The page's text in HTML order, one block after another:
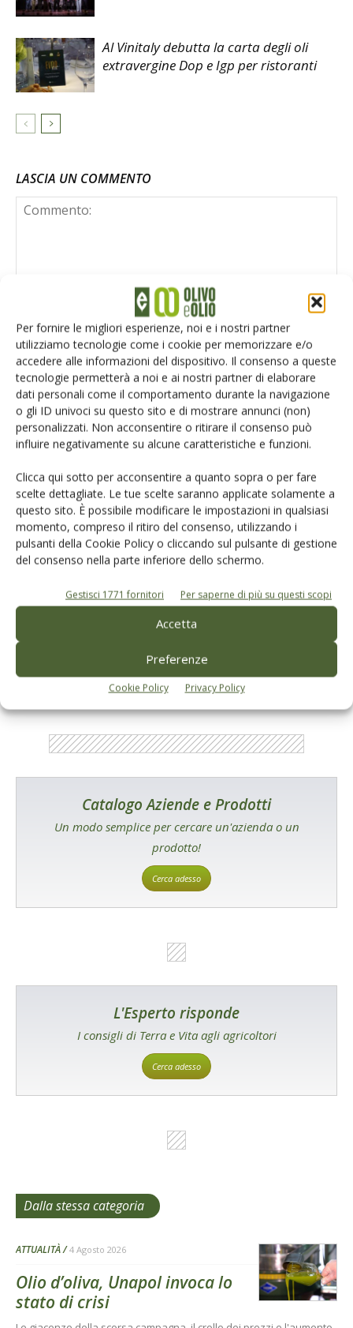
Per fornire le migliori esperienze, noi e i nostri partner
utilizziamo tecnologie come i cookie per memorizzare e/o
accedere alle informazioni del dispositivo. Il consenso a queste
tecnologie permetterà a noi e ai nostri partner di elaborare
dati personali come il comportamento durante la navigazione
o gli ID univoci su questo sito e di mostrare annunci (non)
personalizzati. Non acconsentire o ritirare il consenso può
influire negativamente su alcune caratteristiche e funzioni.
Clicca qui sotto per acconsentire a quanto sopra o per fare
scelte dettagliate. Le tue scelte saranno applicate solamente a
questo sito. È possibile modificare le impostazioni in qualsiasi
momento, compreso il ritiro del consenso, utilizzando i
pulsanti della Cookie Policy o cliccando sul pulsante di gestione
del consenso nella parte inferiore dello schermo.
Gestisci 1771 fornitori Per saperne di più su questi scopi
Accetta
Preferenze
Cookie Policy Privacy Policy
Al Vinitaly debutta la carta degli oli
extravergine Dop e Igp per ristoranti
LASCIA UN COMMENTO
Salva il mio nome, email e sito web in questo browser per la
prossima volta che commento.
Tecniche, prodotti e servizi dalle aziende
Catalogo Aziende e Prodotti
Un modo semplice per cercare un'azienda o un
prodotto!
Cerca adesso
L'Esperto risponde
I consigli di Terra e Vita agli agricoltori
Cerca adesso
Dalla stessa categoria
ATTUALITÀ 4 Agosto 2026
Olio d’oliva, Unapol invoca lo
stato di crisi